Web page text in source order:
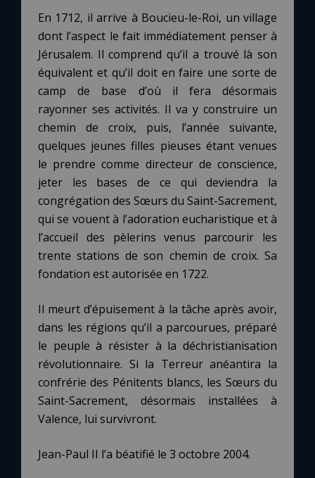
En 1712, il arrive à Boucieu-le-Roi, un village
dont l’aspect le fait immédiatement penser à
Jérusalem. Il comprend qu’il a trouvé là son
équivalent et qu’il doit en faire une sorte de
camp de base d’où il fera désormais
rayonner ses activités. Il va y construire un
chemin de croix, puis, l’année suivante,
quelques jeunes filles pieuses étant venues
le prendre comme directeur de conscience,
jeter les bases de ce qui deviendra la
congrégation des Sœurs du Saint-Sacrement,
qui se vouent à l’adoration eucharistique et à
l’accueil des pèlerins venus parcourir les
trente stations de son chemin de croix. Sa
fondation est autorisée en 1722.
Il meurt d’épuisement à la tâche après avoir,
dans les régions qu’il a parcourues, préparé
le peuple à résister à la déchristianisation
révolutionnaire. Si la Terreur anéantira la
confrérie des Pénitents blancs, les Sœurs du
Saint-Sacrement, désormais installées à
Valence, lui survivront.
Jean-Paul II l’a béatifié le 3 octobre 2004.